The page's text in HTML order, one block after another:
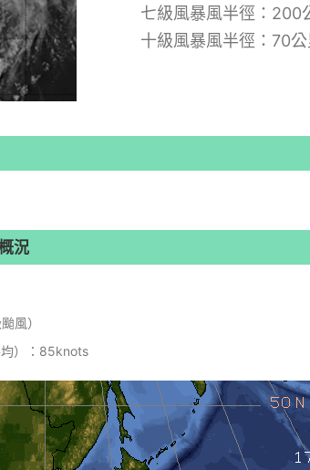
七級風暴風半徑：200
十級風暴風半徑：70公
況
風）
）：85knots